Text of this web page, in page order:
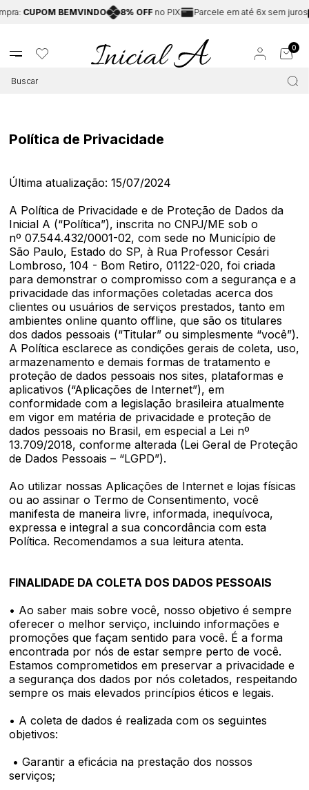
BEMVINDO 8% OFFno PIX Parcele em até 6x sem juros Frete
0
Política de Privacidade
Última atualização: 15/07/2024
A Política de Privacidade e de Proteção de Dados da
Inicial A (“Política”), inscrita no CNPJ/ME sob o
nº 07.544.432/0001-02, com sede no Município de
São Paulo, Estado do SP, à Rua Professor Cesári
Lombroso, 104 - Bom Retiro, 01122-020, foi criada
para demonstrar o compromisso com a segurança e a
privacidade das informações coletadas acerca dos
clientes ou usuários de serviços prestados, tanto em
ambientes online quanto offline, que são os titulares
dos dados pessoais (“Titular” ou simplesmente “você”).
A Política esclarece as condições gerais de coleta, uso,
armazenamento e demais formas de tratamento e
proteção de dados pessoais nos sites, plataformas e
aplicativos (“Aplicações de Internet”), em
conformidade com a legislação brasileira atualmente
em vigor em matéria de privacidade e proteção de
dados pessoais no Brasil, em especial a Lei nº
13.709/2018, conforme alterada (Lei Geral de Proteção
de Dados Pessoais – “LGPD”).
Ao utilizar nossas Aplicações de Internet e lojas físicas
ou ao assinar o Termo de Consentimento, você
manifesta de maneira livre, informada, inequívoca,
expressa e integral a sua concordância com esta
Política. Recomendamos a sua leitura atenta.
FINALIDADE DA COLETA DOS DADOS PESSOAIS
• Ao saber mais sobre você, nosso objetivo é sempre
oferecer o melhor serviço, incluindo informações e
promoções que façam sentido para você. É a forma
encontrada por nós de estar sempre perto de você.
Estamos comprometidos em preservar a privacidade e
a segurança dos dados por nós coletados, respeitando
sempre os mais elevados princípios éticos e legais.
• A coleta de dados é realizada com os seguintes
objetivos:
• Garantir a eficácia na prestação dos nossos
serviços;